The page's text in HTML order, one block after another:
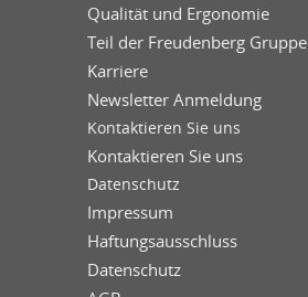
Qualität und Ergonomie
Teil der Freudenberg Gruppe
Karriere
Newsletter Anmeldung
Kontaktieren Sie uns
Kontaktieren Sie uns
Datenschutz
Impressum
Haftungsausschluss
Datenschutz